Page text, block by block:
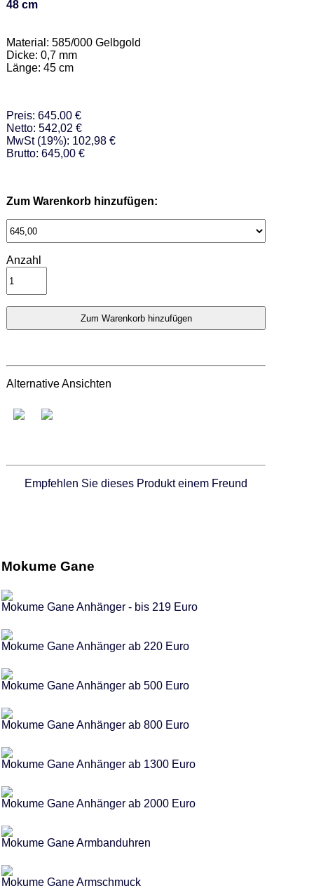
48 cm
Material: 585/000 Gelbgold
Dicke: 0,7 mm
Länge: 45 cm
Preis: 645.00 €
Netto: 542,02 €
MwSt (19%): 102,98 €
Brutto: 645,00 €
Zum Warenkorb hinzufügen:
Anzahl
Alternative Ansichten
Empfehlen Sie dieses Produkt einem Freund
Mokume Gane
Mokume Gane Anhänger - bis 219 Euro
Mokume Gane Anhänger ab 220 Euro
Mokume Gane Anhänger ab 500 Euro
Mokume Gane Anhänger ab 800 Euro
Mokume Gane Anhänger ab 1300 Euro
Mokume Gane Anhänger ab 2000 Euro
Mokume Gane Armbanduhren
Mokume Gane Armschmuck